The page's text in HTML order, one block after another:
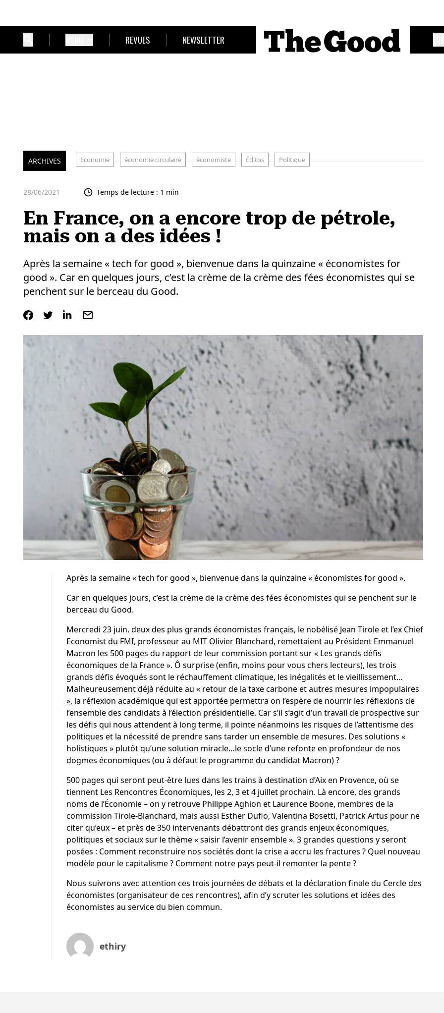
REVUES NEWSLETTER
ARCHIVES Economie économie circulaire économiste Éditos Politique
28/06/2021 Temps de lecture : 1 min
En France, on a encore trop de pétrole,
mais on a des idées !
Après la semaine « tech for good », bienvenue dans la quinzaine « économistes for
good ». Car en quelques jours, c’est la crème de la crème des fées économistes qui se
penchent sur le berceau du Good.
Après la semaine « tech for good », bienvenue dans la quinzaine « économistes for good ».
Car en quelques jours, c’est la crème de la crème des fées économistes qui se penchent sur le
berceau du Good.
Mercredi 23 juin, deux des plus grands économistes français, le nobélisé Jean Tirole et l’ex Chief
Economist du FMI, professeur au MIT Olivier Blanchard, remettaient au Président Emmanuel
Macron les 500 pages du rapport de leur commission portant sur « Les grands défis
économiques de la France ». Ô surprise (enfin, moins pour vous chers lecteurs), les trois
grands défis évoqués sont le réchauffement climatique, les inégalités et le vieillissement…
Malheureusement déjà réduite au « retour de la taxe carbone et autres mesures impopulaires
», la réflexion académique qui est apportée permettra on l’espère de nourrir les réflexions de
l’ensemble des candidats à l’élection présidentielle. Car s’il s’agit d’un travail de prospective sur
les défis qui nous attendent à long terme, il pointe néanmoins les risques de l’attentisme des
politiques et la nécessité de prendre sans tarder un ensemble de mesures. Des solutions «
holistiques » plutôt qu’une solution miracle…le socle d’une refonte en profondeur de nos
dogmes économiques (ou à défaut le programme du candidat Macron) ?
500 pages qui seront peut-être lues dans les trains à destination d’Aix en Provence, où se
tiennent Les Rencontres Économiques, les 2, 3 et 4 juillet prochain. Là encore, des grands
noms de l’Économie – on y retrouve Philippe Aghion et Laurence Boone, membres de la
commission Tirole-Blanchard, mais aussi Esther Duflo, Valentina Bosetti, Patrick Artus pour ne
citer qu’eux – et près de 350 intervenants débattront des grands enjeux économiques,
politiques et sociaux sur le thème « saisir l’avenir ensemble ». 3 grandes questions y seront
posées : Comment reconstruire nos sociétés dont la crise a accru les fractures ? Quel nouveau
modèle pour le capitalisme ? Comment notre pays peut-il remonter la pente ?
Nous suivrons avec attention ces trois journées de débats et la déclaration finale du Cercle des
économistes (organisateur de ces rencontres), afin d’y scruter les solutions et idées des
économistes au service du bien commun.
ethiry